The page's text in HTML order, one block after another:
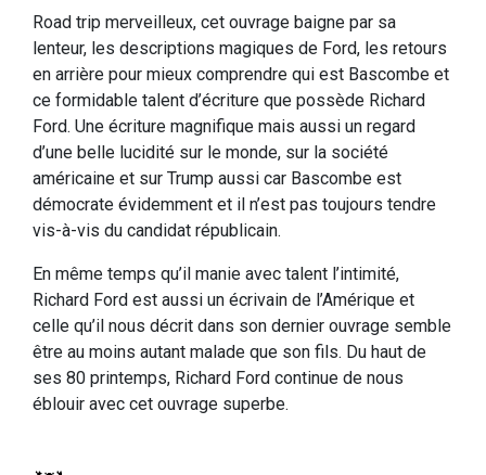
Road trip merveilleux, cet ouvrage baigne par sa
lenteur, les descriptions magiques de Ford, les retours
en arrière pour mieux comprendre qui est Bascombe et
ce formidable talent d’écriture que possède Richard
Ford. Une écriture magnifique mais aussi un regard
d’une belle lucidité sur le monde, sur la société
américaine et sur Trump aussi car Bascombe est
démocrate évidemment et il n’est pas toujours tendre
vis-à-vis du candidat républicain.
En même temps qu’il manie avec talent l’intimité,
Richard Ford est aussi un écrivain de l’Amérique et
celle qu’il nous décrit dans son dernier ouvrage semble
être au moins autant malade que son fils. Du haut de
ses 80 printemps, Richard Ford continue de nous
éblouir avec cet ouvrage superbe.